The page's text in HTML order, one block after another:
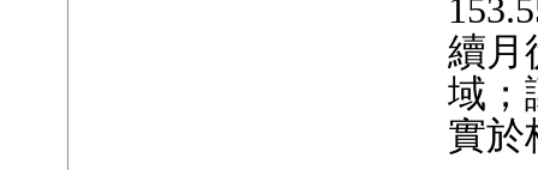
續月
域；
實於